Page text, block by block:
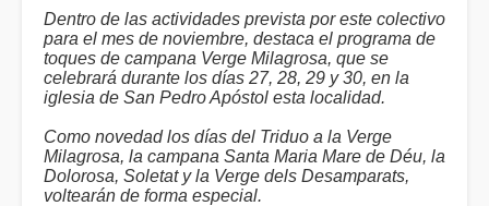
Dentro de las actividades prevista por este colectivo
para el mes de noviembre, destaca el programa de
toques de campana Verge Milagrosa, que se
celebrará durante los días 27, 28, 29 y 30, en la
iglesia de San Pedro Apóstol esta localidad.
Como novedad los días del Triduo a la Verge
Milagrosa, la campana Santa Maria Mare de Déu, la
Dolorosa, Soletat y la Verge dels Desamparats,
voltearán de forma especial.